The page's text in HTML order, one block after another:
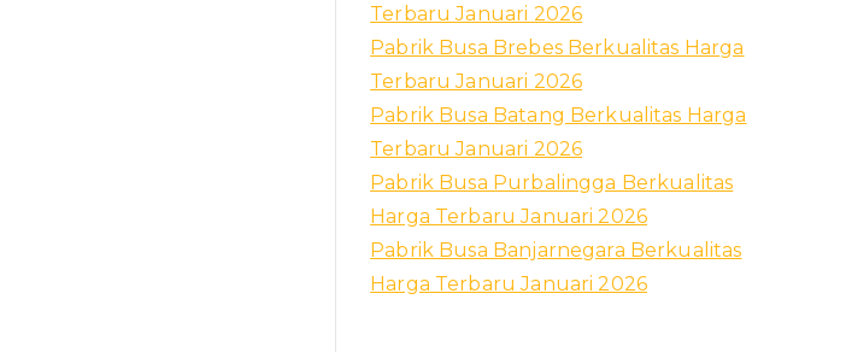
Terbaru Januari 2026
Pabrik Busa Brebes Berkualitas Harga
Terbaru Januari 2026
Pabrik Busa Batang Berkualitas Harga
Terbaru Januari 2026
Pabrik Busa Purbalingga Berkualitas
Harga Terbaru Januari 2026
Pabrik Busa Banjarnegara Berkualitas
Harga Terbaru Januari 2026